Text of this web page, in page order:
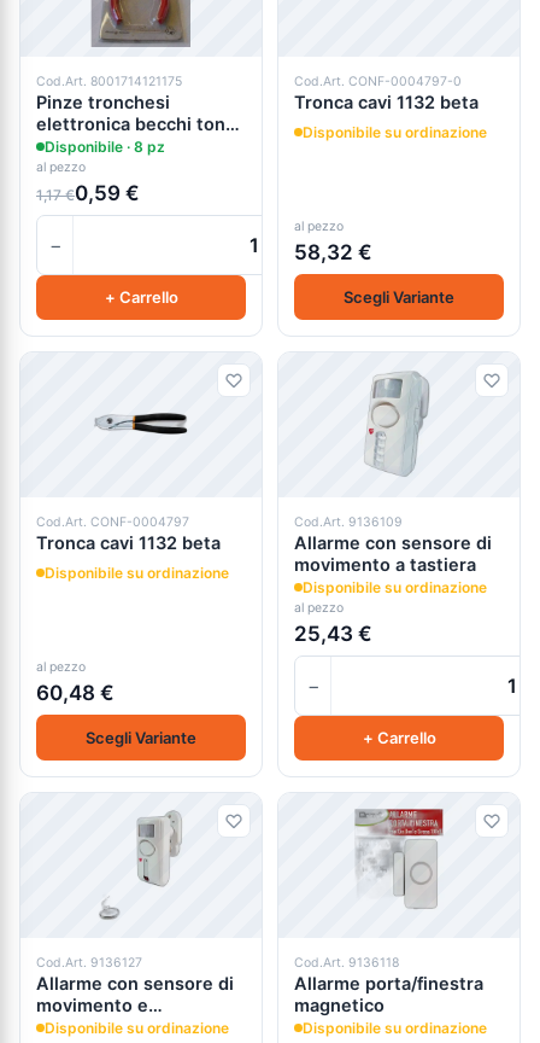
Cod.Art. 8001714121175
Pinze tronchesi
elettronica becchi tondi
piegati
Disponibile · 8 pz
al pezzo
1,17 €0,59 €
−
+ Carrello
Cod.Art. CONF-0004797-0
Tronca cavi 1132 beta
Disponibile su ordinazione
al pezzo
58,32 €
Scegli Variante
Cod.Art. CONF-0004797
Tronca cavi 1132 beta
Disponibile su ordinazione
al pezzo
60,48 €
Scegli Variante
Cod.Art. 9136109
Allarme con sensore di
movimento a tastiera
Disponibile su ordinazione
al pezzo
25,43 €
−
+ Carrello
Cod.Art. 9136127
Allarme con sensore di
movimento e
telecomando
Disponibile su ordinazione
Cod.Art. 9136118
Allarme porta/finestra
magnetico
Disponibile su ordinazione